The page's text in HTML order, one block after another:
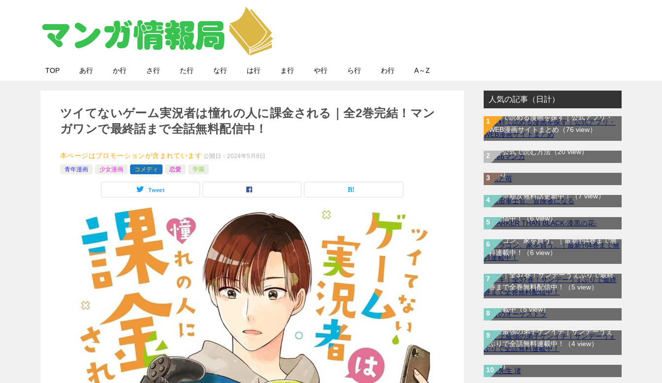
TOP あ行 か行 さ行 た行 な行 は行 ま行 や行 ら行 わ行 A～Z
ツイてないゲーム実況者は憧れの人に課金される｜全2巻完結！マン
ガワンで最終話まで全話無料配信中！
本ページはプロモーションが含まれています 公開日：2024年5月8日
青年漫画
少女漫画 コメディ 恋愛 学園
Tweet
人気の記事（日計）
無料で読める漫画を探す｜公式アプリ・
WEB漫画サイトまとめ （76 view）
WEB漫画サイト一覧｜ブラウザで無料漫
画を公式で読む方法（20 view）
龍と苺｜最新刊第4巻！全巻無料で読める
公式マンガアプリ＿サンデーうぇぶり（8
view）
航宙軍士官、冒険者になる｜最新刊第6
巻！第5巻まで無料で読めるマンガアプ
リ！※順次無料話更新中！（7 view）
DARKER THAN BLACK-漆黒の花-｜全4
巻完結！マンガUP!で最終巻まで全巻無
料配信中！（6 view）
ドラゴン、家を買う。｜最新刊4巻まで無
料連載中！
（6 view）
マギ｜全37巻！サンデーうぇぶりで最終
巻まで全巻無料配信中！
（5 view）
青のオーケストラ｜マンガワンで全話無
料連載中（5 view）
史上最強の弟子ケンイチ｜サンデーうぇ
ぶりで全話無料連載中！
（4 view）
妹先生 渚｜全5巻完結！サンデーうぇぶ
りで最終巻まで全話無料配信中！（4
view）